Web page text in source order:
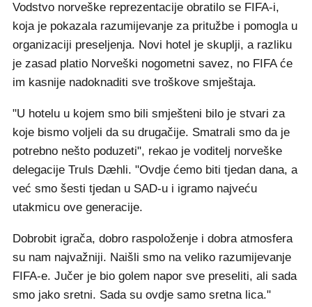
Vodstvo norveške reprezentacije obratilo se FIFA-i,
koja je pokazala razumijevanje za pritužbe i pomogla u
organizaciji preseljenja. Novi hotel je skuplji, a razliku
je zasad platio Norveški nogometni savez, no FIFA će
im kasnije nadoknaditi sve troškove smještaja.
"U hotelu u kojem smo bili smješteni bilo je stvari za
koje bismo voljeli da su drugačije. Smatrali smo da je
potrebno nešto poduzeti", rekao je voditelj norveške
delegacije Truls Dæhli. "Ovdje ćemo biti tjedan dana, a
već smo šesti tjedan u SAD-u i igramo najveću
utakmicu ove generacije.
Dobrobit igrača, dobro raspoloženje i dobra atmosfera
su nam najvažniji. Naišli smo na veliko razumijevanje
FIFA-e. Jučer je bio golem napor sve preseliti, ali sada
smo jako sretni. Sada su ovdje samo sretna lica."